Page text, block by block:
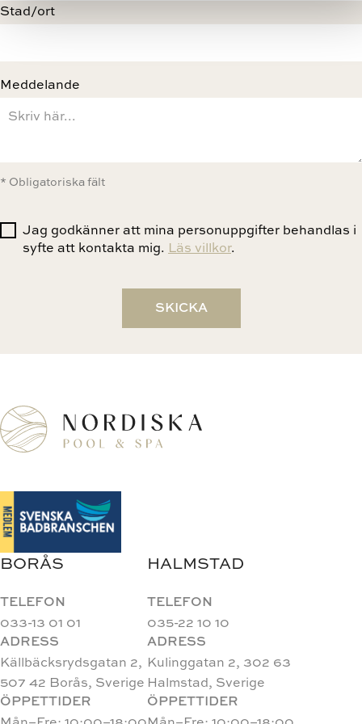
Stad/ort
Meddelande
* Obligatoriska fält
Jag godkänner att mina personuppgifter behandlas i
syfte att kontakta mig. Läs villkor.
SKICKA
BORÅS
TELEFON
033-13 01 01
ADRESS
Källbäcksrydsgatan 2,
507 42 Borås, Sverige
ÖPPETTIDER
HALMSTAD
TELEFON
035-22 10 10
ADRESS
Kulinggatan 2, 302 63
Halmstad, Sverige
ÖPPETTIDER